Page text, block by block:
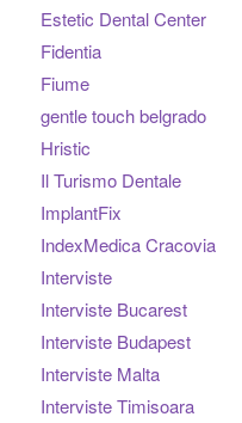
Estetic Dental Center
Fidentia
Fiume
gentle touch belgrado
Hristic
Il Turismo Dentale
ImplantFix
IndexMedica Cracovia
Interviste
Interviste Bucarest
Interviste Budapest
Interviste Malta
Interviste Timisoara